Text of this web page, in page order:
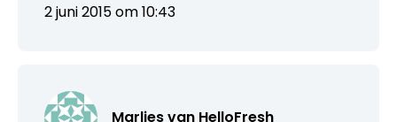
2 juni 2015 om 10:43
Marlies van HelloFresh